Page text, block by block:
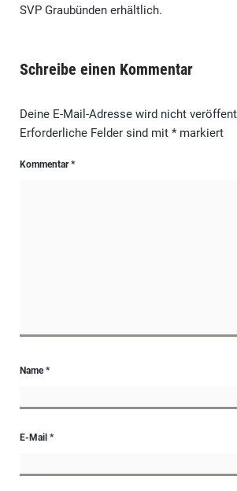
SVP Graubünden erhältlich.
Schreibe einen Kommentar
Deine E-Mail-Adresse wird nicht
Erforderliche Felder sind mit *markiert
Kommentar*
Name*
E-Mail *